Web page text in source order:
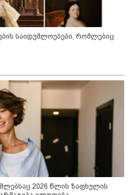
საზოგადოების
2008 წლის
ირაკლი მელაშვილი - როგორც კი
რეგიონებში გასვლა
„ოცნებამ“ რეგიონებზე
სიმძიმის ცენტრი,
პოლიტიკური ფუნქცია
არჩევნებისთვის
საქართველო - მათი
მაქსიმალური
ოპოზიციის
საიდუმლოებები, რომლებიც
2026 წლის ზაფხულის